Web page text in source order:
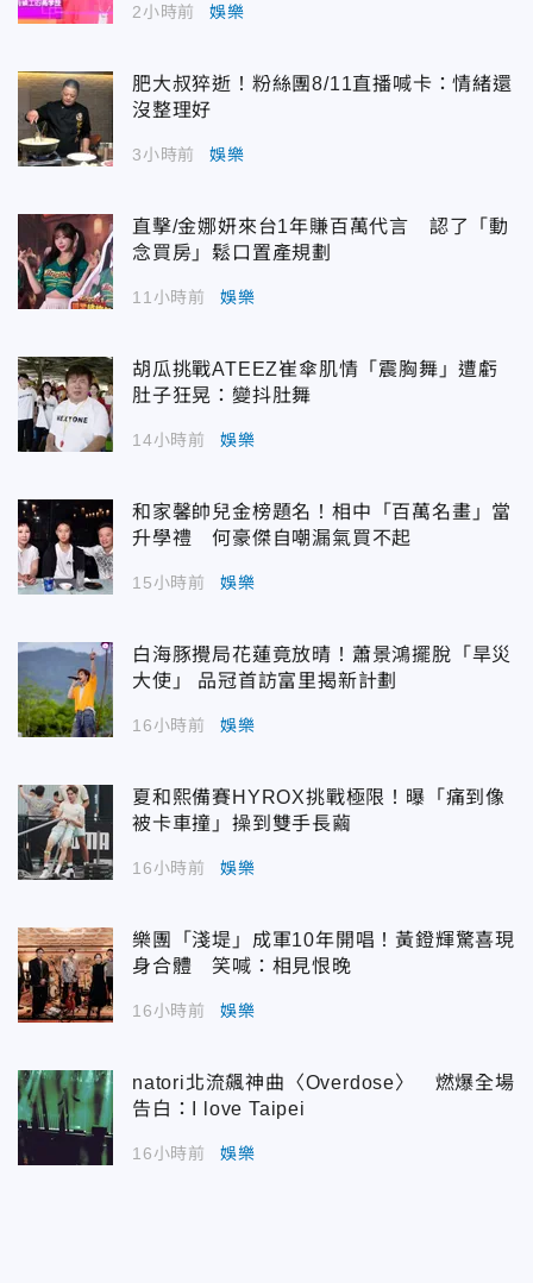
2小時前 娛樂
肥大叔猝逝！粉絲團8/11直播喊卡：情緒還
沒整理好
3小時前 娛樂
直擊/金娜妍來台1年賺百萬代言 認了「動
念買房」鬆口置產規劃
11小時前 娛樂
胡瓜挑戰ATEEZ崔傘肌情「震胸舞」遭虧
肚子狂晃：變抖肚舞
14小時前 娛樂
和家馨帥兒金榜題名！相中「百萬名畫」當
升學禮 何豪傑自嘲漏氣買不起
15小時前 娛樂
白海豚攪局花蓮竟放晴！蕭景鴻擺脫「旱災
大使」 品冠首訪富里揭新計劃
16小時前 娛樂
夏和熙備賽HYROX挑戰極限！曝「痛到像
被卡車撞」操到雙手長繭
16小時前 娛樂
樂團「淺堤」成軍10年開唱！黃鐙輝驚喜現
身合體 笑喊：相見恨晚
16小時前 娛樂
natori北流飆神曲〈Overdose〉 燃爆全場
告白：I love Taipei
16小時前 娛樂